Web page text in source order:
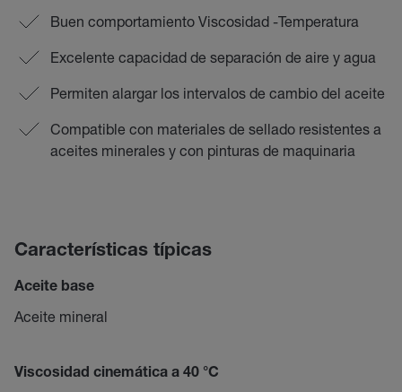
Buen comportamiento Viscosidad -Temperatura
Excelente capacidad de separación de aire y agua
Permiten alargar los intervalos de cambio del aceite
Compatible con materiales de sellado resistentes a
aceites minerales y con pinturas de maquinaria
Características típicas
Aceite base
Aceite mineral
Viscosidad cinemática a 40 °C